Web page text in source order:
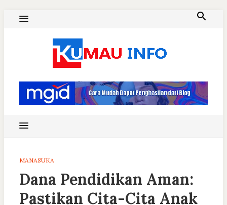
MANASUKA
Dana Pendidikan Aman:
Pastikan Cita-Cita Anak